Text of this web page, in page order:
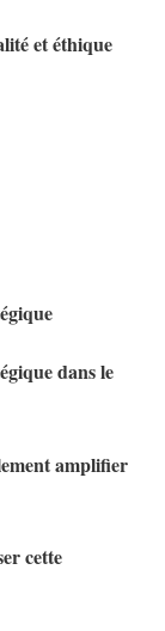
et éthique
dans le
amplifier
cette